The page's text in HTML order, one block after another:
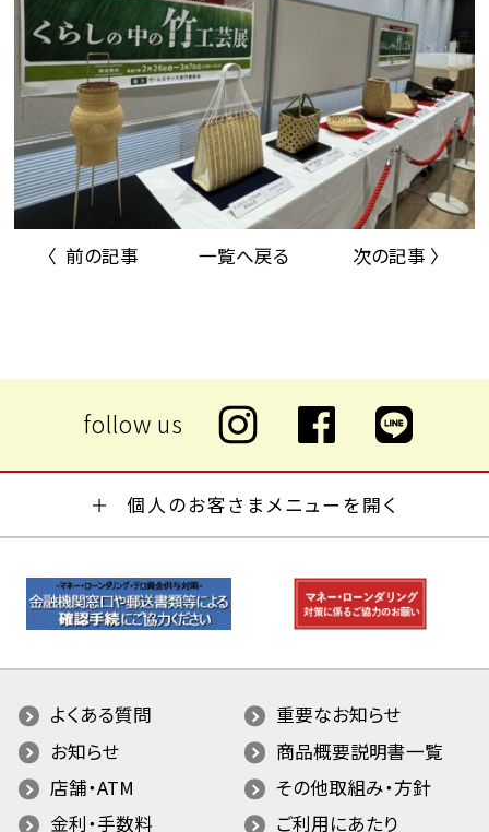
〈 前の記事 一覧へ戻る 次の記事 〉
個人のお客さまメニューを開く
よくある質問
重要なお知らせ
お知らせ
商品概要説明書一覧
店舗・ATM
その他取組み・方針
金利・手数料
ご利用にあたり